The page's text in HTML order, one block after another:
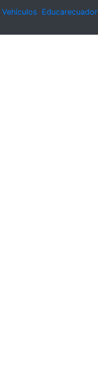
Vehículos Educarecuador